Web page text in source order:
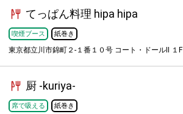
てっぱん料理 hipa hipa
喫煙ブース 紙巻き
東京都立川市錦町２-１番１０号 コート・ドールII １F
厨 -kuriya-
席で吸える 紙巻き